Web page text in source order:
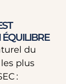
ÉQUILIBRE
du
plus
: